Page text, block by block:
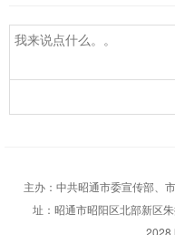
主办：中共昭通市委宣传部、
址：昭通市昭阳区北部新区
2028